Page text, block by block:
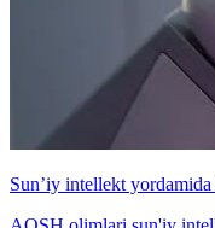
Sun’iy intellekt